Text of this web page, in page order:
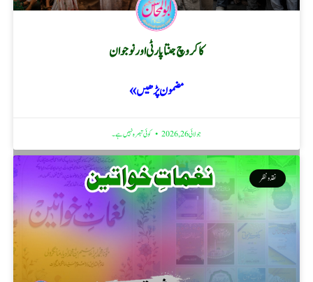
کاکروچ جنتا پارٹی اور نوجوان
مضمون پڑھیں »
جولائی 26, 2026 کوئی تبصرہ نہیں ہے۔
نقد ونظر